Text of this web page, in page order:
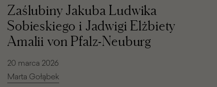
Ludwika
Sobieskiego
i
Jadwigi
Elżbiety
Amalii
Pfalz-
Neuburg
Zaślubiny Jakuba Ludwika
Sobieskiego i Jadwigi Elżbiety
Amalii von Pfalz-Neuburg
20 marca 2026
Marta Gołąbek